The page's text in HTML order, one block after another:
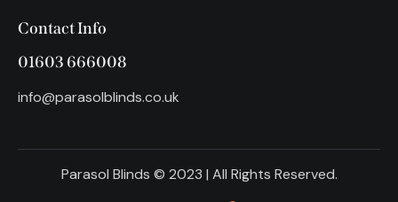
Contact Info
01603 666008
info@parasolblinds.co.uk
Parasol Blinds © 2023 | All Rights Reserved.